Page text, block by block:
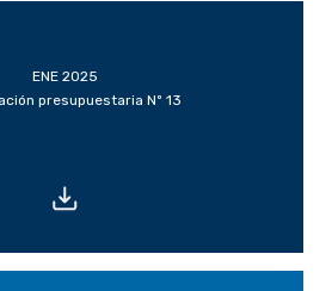
ENE 2025
presupuestaria Nº 13